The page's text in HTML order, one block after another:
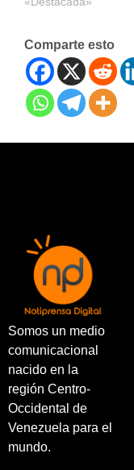
Comparte esto
Somos un medio
comunicacional
nacido en la
región Centro-
Occidental de
Venezuela para el
mundo.